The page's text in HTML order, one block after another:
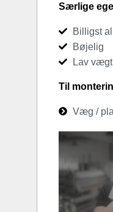
Særlige
Billigst
Bøjelig
Lav vægt
Til
Væg /